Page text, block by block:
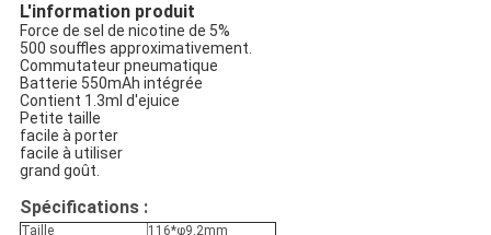
L'information produit
Force de sel de nicotine de 5%
500 souffles approximativement.
Commutateur pneumatique
Batterie 550mAh intégrée
Contient 1.3ml d'ejuice
Petite taille
facile à porter
facile à utiliser
grand goût.
Spécifications :
Taille 116*φ9.2mm